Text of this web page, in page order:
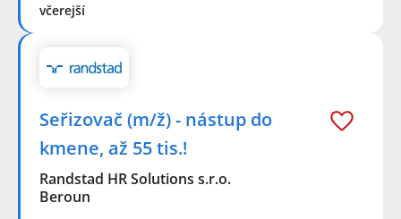
včerejší
Seřizovač (m/ž) - nástup do
kmene, až 55 tis.!
Randstad HR Solutions s.r.o.
Beroun